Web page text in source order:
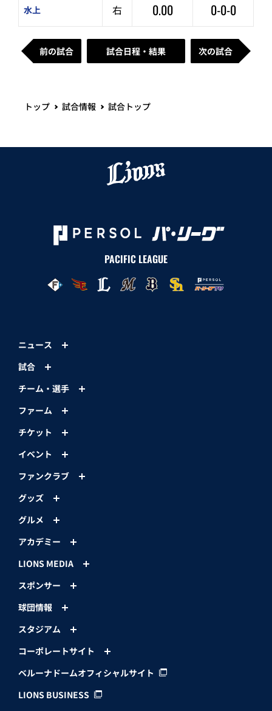
水上 右 0.00 0-0-0
前の試合 試合日程・結果 次の試合
トップ 試合情報 試合トップ
PACIFIC LEAGUE
ニュース
試合
チーム・選手
ファーム
チケット
イベント
ファンクラブ
グッズ
グルメ
アカデミー
LIONS MEDIA
スポンサー
球団情報
スタジアム
コーポレートサイト
ベルーナドームオフィシャルサイト
LIONS BUSINESS